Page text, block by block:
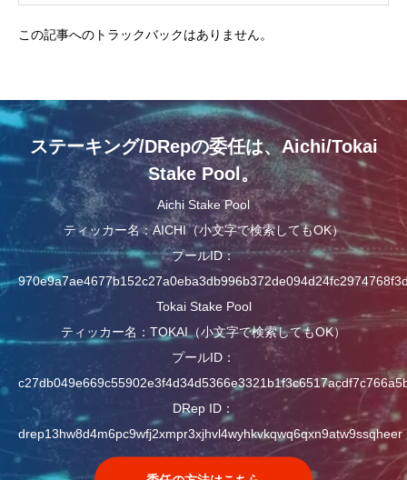
この記事へのトラックバックはありません。
ステーキング/DRepの委任は、Aichi/Tokai
Stake Pool。
Aichi Stake Pool
ティッカー名：AICHI（小文字で検索してもOK）
プールID：
Tokai Stake Pool
ティッカー名：TOKAI（小文字で検索してもOK）
プールID：
DRep ID：
drep13hw8d4m6pc9wfj2xmpr3xjhvl4wyhkvkqwq6qxn9atw9ssqheer